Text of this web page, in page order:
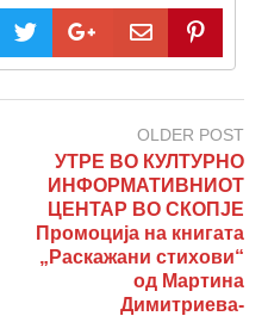
OLDER POST
УТРЕ ВО КУЛТУРНО
ИНФОРМАТИВНИОТ
ЦЕНТАР ВО СКОПЈЕ
Промоција на книгата
„Раскажани стихови“
од Мартина
Димитриева-